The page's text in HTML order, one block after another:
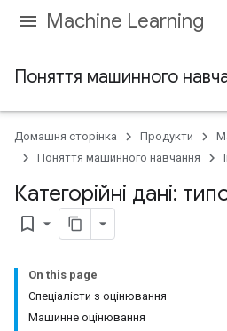
Machine Learning
Поняття машинного
Домашня сторінка Продукти
Поняття машинного навчання
Категорійні дані:
bookmark_border
On this page
Спеціалісти з оцінювання
Машинне оцінювання